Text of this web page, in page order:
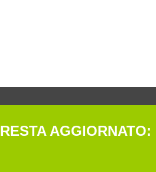
RESTA AGGIORNATO: